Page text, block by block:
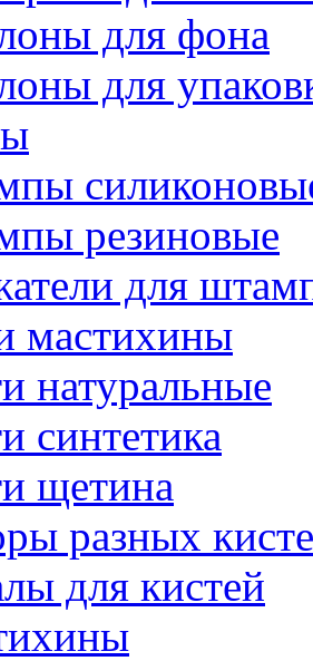
для фона
для
резиновые
для
мастихины
натуральные
синтетика
щетина
разных
для кистей